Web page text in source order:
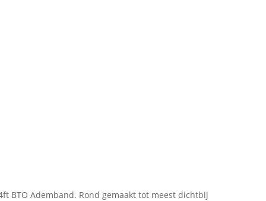
BTO Ademband. Rond gemaakt tot meest dichtbij